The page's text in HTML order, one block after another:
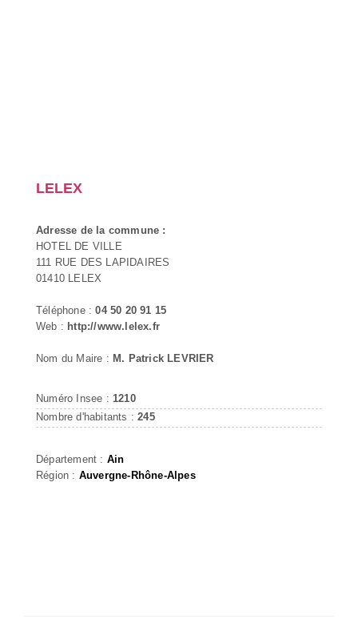
LELEX
Adresse de la commune :
HOTEL DE VILLE
111 RUE DES LAPIDAIRES
01410 LELEX
Téléphone :04 50 20 91 15
Web : http://www.lelex.fr
Nom du Maire : M. Patrick LEVRIER
Numéro Insee : 1210
Nombre d'habitants :245
Département : Ain
Région : Auvergne-Rhône-Alpes